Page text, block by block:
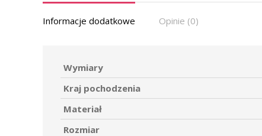
Informacje dodatkowe Opinie (0)
Wymiary
Kraj pochodzenia
Materiał
Rozmiar